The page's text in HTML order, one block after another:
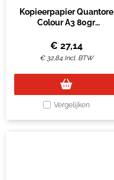
Kopieerpapier Quantore
Colour A3 80gr
€ 27,14
€ 32,84 Incl. BTW
Vergelijken